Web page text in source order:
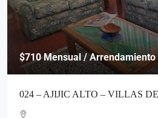
$710Mensual / Arrendamiento
024 – AJIJIC ALTO – VILLAS